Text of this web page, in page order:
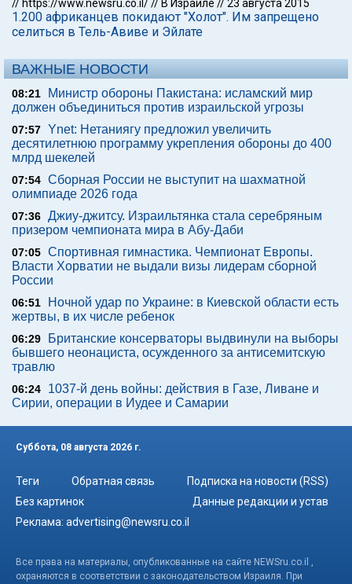
// https://www.newsru.co.il/// В Израиле //23 августа 2015
1.200 африканцев покидают "Холот". Им запрещено
селиться в Тель-Авиве и Эйлате
ВАЖНЫЕ НОВОСТИ
08:21
Министр обороны Пакистана: исламский мир
должен объединиться против израильской угрозы
07:57 Ynet: Нетаниягу предложил увеличить
десятилетнюю программу укрепления обороны до 400
млрд шекелей
07:54 Сборная России не выступит на шахматной
олимпиаде 2026 года
07:36 Джиу-джитсу. Израильтянка стала серебряным
призером чемпионата мира в Абу-Даби
07:05 Спортивная гимнастика. Чемпионат Европы.
Власти Хорватии не выдали визы лидерам сборной
России
06:51
Ночной удар по Украине: в Киевской области есть
жертвы, в их числе ребенок
06:29
Британские консерваторы выдвинули на выборы
бывшего неонациста, осужденного за антисемитскую
травлю
06:24
1037-й день войны: действия в Газе, Ливане и
Сирии, операции в Иудее и Самарии
Суббота, 08 августа 2026 г.
Теги Обратная связь
Подписка на новости (RSS)
Без картинок
Данные редакции и устав
Реклама: advertising@newsru.co.il
Все права на материалы, опубликованные на сайте NEWSru.co.il ,
охраняются в соответствии с законодательством Израиля. При